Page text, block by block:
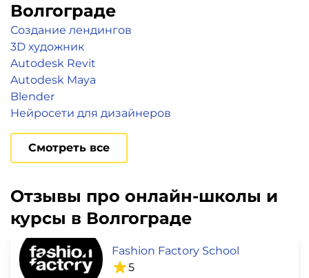
Волгограде
Создание лендингов
3D художник
Autodesk Revit
Autodesk Maya
Blender
Нейросети для дизайнеров
Смотреть все
Отзывы про онлайн-школы и
курсы в Волгограде
Fashion Factory School
5